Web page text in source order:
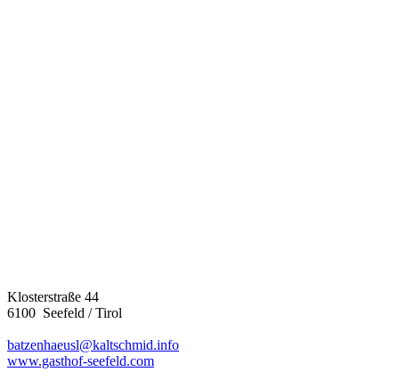
Klosterstraße 44
6100 Seefeld / Tirol
batzenhaeusl@kaltschmid.info
www.gasthof-seefeld.com